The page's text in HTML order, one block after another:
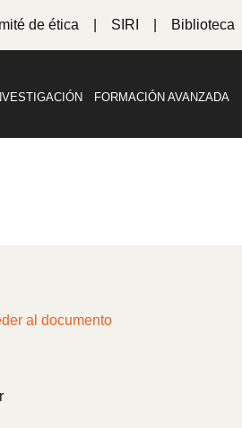
de ética SIRI Biblioteca
FORMACIÓN AVANZADA
al documento